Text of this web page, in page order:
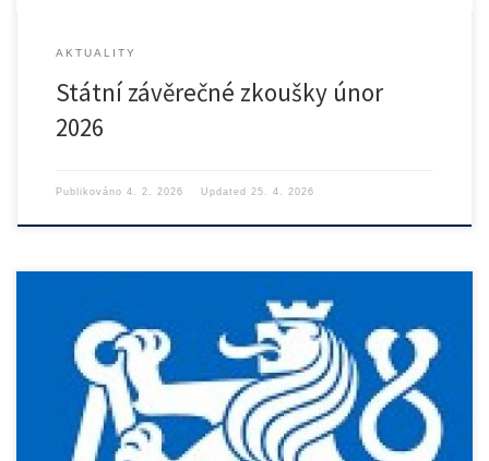
AKTUALITY
Státní závěrečné zkoušky únor
2026
Publikováno 4. 2. 2026 Updated 25. 4. 2026
https://control.fs.cvut.cz/wp-content/uploads/2025/09/diplomky-
brozura0925.pdf